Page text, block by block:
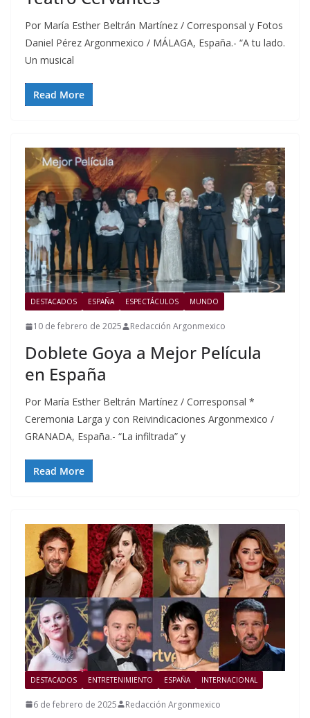
Por María Esther Beltrán Martínez / Corresponsal y Fotos
Daniel Pérez Argonmexico / MÁLAGA, España.- “A tu lado.
Un musical
Read More
DESTACADOS ESPAÑA ESPECTÁCULOS MUNDO
10 de febrero de 2025 Redacción Argonmexico
Doblete Goya a Mejor Película
en España
Por María Esther Beltrán Martínez / Corresponsal *
Ceremonia Larga y con Reivindicaciones Argonmexico /
GRANADA, España.- “La infiltrada” y
Read More
DESTACADOS ENTRETENIMIENTO ESPAÑA INTERNACIONAL
6 de febrero de 2025 Redacción Argonmexico